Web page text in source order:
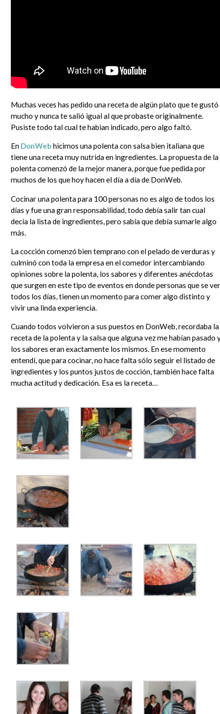
Muchas veces has pedido una receta de algún plato que te gustó
mucho y nunca te salió igual al que probaste originalmente.
Pusiste todo tal cual te habian indicado, pero algo faltó.
En DonWeb hicimos una polenta con salsa bien italiana que
tiene una receta muy nutrida en ingredientes. La propuesta de la
polenta comenzó de la mejor manera, porque fue pedida por
muchos de los que hoy hacen el día a día de DonWeb.
Cocinar una polenta para 100 personas no es algo de todos los
días y fue una gran responsabilidad, todo debía salir tan cual
decía la lista de ingredientes, pero sabía que debía sumarle algo
más.
La cocción comenzó bien temprano con el pelado de verduras y
culminó con toda la empresa en el comedor intercambiando
opiniones sobre la polenta, los sabores y diferentes anécdotas
que surgen en este tipo de eventos en donde personas que se
todos los días, tienen un momento para comer algo distinto y
vivir una linda experiencia.
Cuando todos volvieron a sus puestos en DonWeb, recordaba la
receta de la polenta y la salsa que alguna vez me habían pasado
los sabores eran exactamente los mismos. En ese momento
entendí, que para cocinar, no hace falta sólo seguir el listado de
ingredientes y los puntos justos de cocción, también hace falta
mucha actitud y dedicación. Esa es la receta…